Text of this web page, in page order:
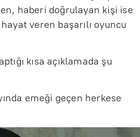
haberi doğrulayan kişi ise
veren başarılı oyuncu
kısa açıklamada şu
emeği geçen herkese